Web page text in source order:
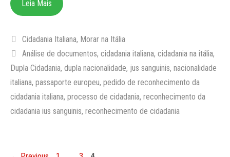
Leia Mais
Categorias
Cidadania Italiana, Morar na Itália
Tags
Análise de documentos, cidadania italiana, cidadania na itália,
Dupla Cidadania, dupla nacionalidade, jus sanguinis, nacionalidade
italiana, passaporte europeu, pedido de reconhecimento da
cidadania italiana, processo de cidadania, reconhecimento da
cidadania ius sanguinis, reconhecimento de cidadania